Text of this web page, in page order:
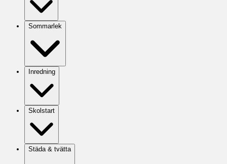
Sommarlek
Inredning
Skolstart
Städa & tvätta